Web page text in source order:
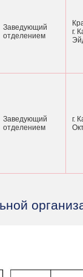
Заведующий
отделением
г.
Заведующий
отделением
г.